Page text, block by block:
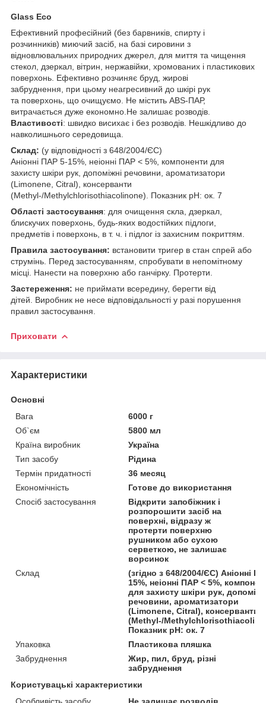
Glass Eco
Ефективний професійний (без барвників, спирту і
розчинників) миючий засіб, на базі сировини з
відновлювальних природних джерел, для миття та чищення
стекол, дзеркал, вітрин, нержавійки, хромованих і пластикових
поверхонь. Ефективно розчиняє бруд, жирові
забруднення, при цьому неагресивний до шкірі рук
та поверхонь, що очищуємо. Не містить АВЅ-ПАР,
витрачається дуже економно.Не залишає розводів.
Властивості: швидко висихає і без розводів. Нешкідливо до
навколишнього середовища.
Склад: (у відповідності з 648/2004/ЄС)
Аніонні ПАР 5-15%, неіонні ПАР < 5%, компоненти для
захисту шкіри рук, допоміжні речовини, ароматизатори
(Limonene, Citral), консерванти
(Methyl-/Methylchlorisothiacolinone). Показник рН: ок. 7
Області застосування: для очищення скла, дзеркал,
блискучих поверхонь, будь-яких водостійких підлоги,
предметів і поверхонь, в т. ч. і підлог із захисним покриттям.
Правила застосування: встановити тригер в стан спрей або
струмінь. Перед застосуванням, спробувати в непомітному
місці. Нанести на поверхню або ганчірку. Протерти.
Застереження: не приймати всередину, берегти від
дітей. Виробник не несе відповідальності у разі порушення
правил застосування.
Приховати
Характеристики
Основні
Вага
6000 г
Об`єм
5800 мл
Країна виробник
Україна
Тип засобу
Рідина
Термін придатності
36 месяц
Економічність
Готове до використання
Спосіб застосування
Відкрити запобіжник і
розпорошити засіб на
поверхні, відразу ж
протерти поверхню
рушником або сухою
серветкою, не залишає
ворсинок
Склад
(згідно з 648/2004/ЄС) Аніонні
15%, неіонні ПАР < 5%,
для захисту шкіри рук,
речовини, ароматизатори
(Limonene, Citral), консерванти
(Methyl-/
Показник рН: ок. 7
Упаковка
Пластикова пляшка
Забруднення
Жир, пил, бруд, різні
забруднення
Користувацькі характеристики
Особливість засобу
Не залишає розводів.